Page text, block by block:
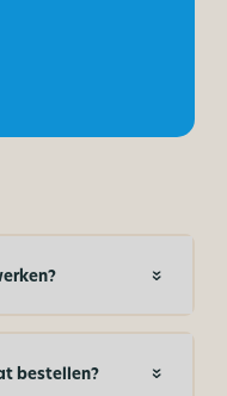
bestellen?